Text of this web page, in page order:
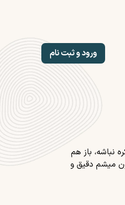
ورود و ثبت نام
نباشه، باز هم
میشم دقیق و